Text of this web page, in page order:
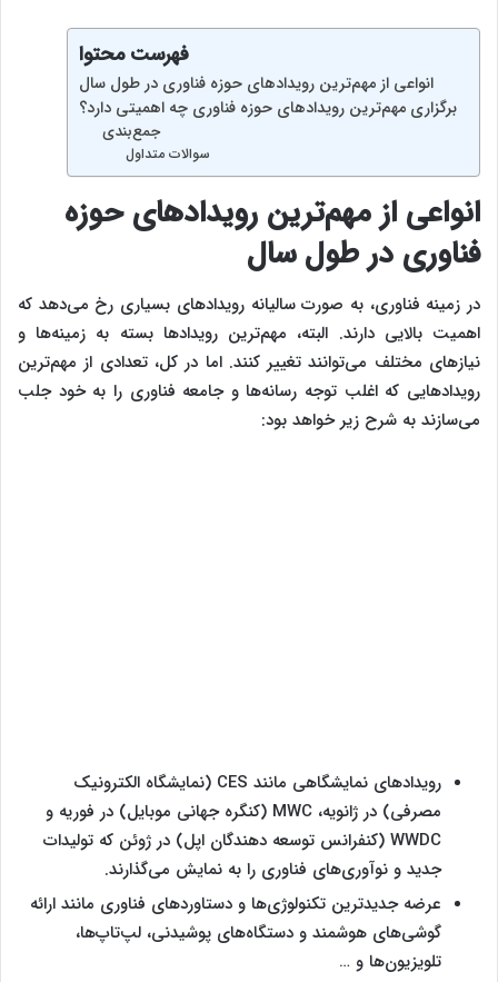
فهرست محتوا
انواعی از مهم‌ترین رویدادهای حوزه فناوری در طول سال
برگزاری مهم‌‌‌ترین رویدادهای حوزه فناوری چه اهمیتی دارد؟
جمع‌بندی
سوالات متداول
انواعی از مهم‌ترین رویدادهای حوزه
فناوری در طول سال
در زمینه فناوری، به صورت سالیانه رویدادهای بسیاری رخ می‌دهد که
اهمیت بالایی دارند. البته، مهم‌ترین رویدادها بسته به زمینه‌ها و
نیازهای مختلف می‌توانند تغییر کنند. اما در کل، تعدادی از مهم‌ترین
رویدادهایی که اغلب توجه رسانه‌ها و جامعه فناوری را به خود جلب
می‌سازند به شرح زیر خواهد بود:
رویدادهای نمایشگاهی مانند CES (نمایشگاه الکترونیک
مصرفی) در ژانویه، MWC (کنگره جهانی موبایل) در فوریه و
WWDC (کنفرانس توسعه‌ دهندگان اپل) در ژوئن که تولیدات
جدید و نوآوری‌های فناوری را به نمایش می‌گذارند.
عرضه جدیدترین تکنولوژی‌ها و دستاوردهای فناوری مانند ارائه‌
گوشی‌های هوشمند و دستگاه‌های پوشیدنی، لپ‌تاپ‌ها،
تلویزیون‌ها و …